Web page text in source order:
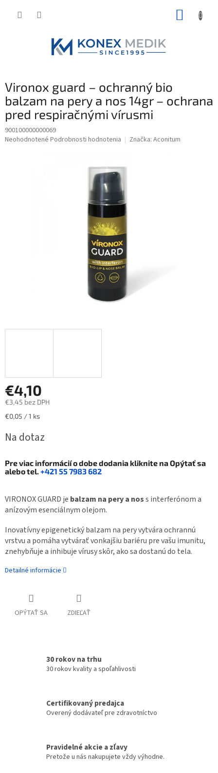
Vironox guard – ochranný bio
balzam na pery a nos 14gr – ochrana
pred respiračnými vírusmi
900100000000069
Priemerné
Neohodnotené Podrobnosti hodnotenia Značka: Aconitum
€4,10
€3,45 bez DPH
Jednotková
€0,05 / 1 ks
Na dotaz
Pre viac informácií o dobe dodania kliknite naOpýtať sa
alebo tel. +421 55 7983 682
VIRONOX GUARD je balzam na pery a noss interferónom a
anízovým esenciálnym olejom.
Inovatívny epigenetický balzam na pery vytvára ochrannú
vrstvu a pomáha vytvárať vonkajšiu bariéru pre vašu imunitu,
znehybňuje a inhibuje vírusy skôr, ako sa dostanú do tela.
Detailné informácie
OPÝTAŤ SA ZDIEĽAŤ
30 rokov na trhu
30 rokov kvality a spoľahlivosti
Certifikovaný predajca
Overený dodávateľ pre zdravotníctvo
Pravidelné akcie a zľavy
Pretože u nás nakupujete vždy výhodne.